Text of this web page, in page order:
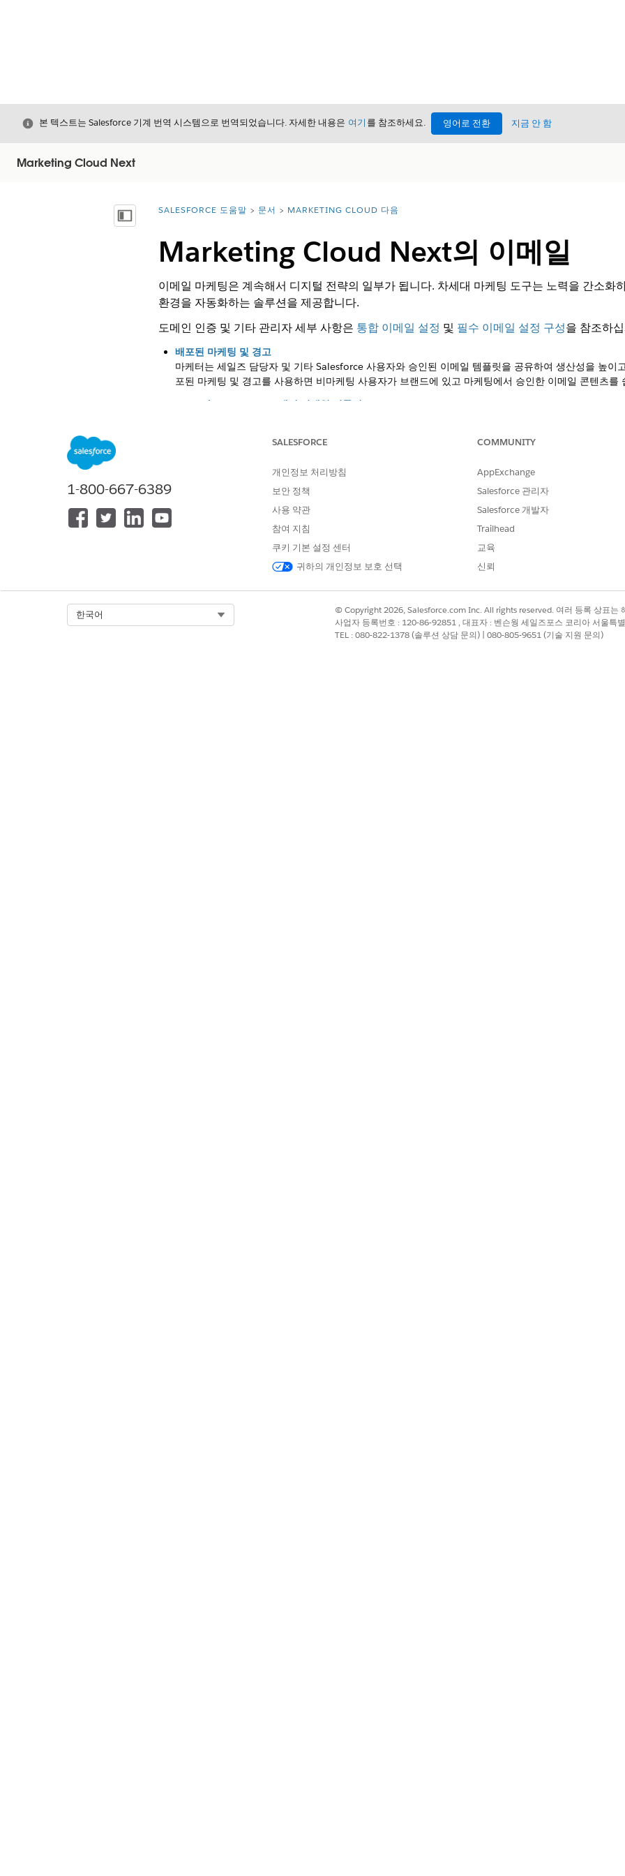
닫기본 텍스트는 Salesforce 기계 번역 시스템으로 번역되었습니다. 자세한 내용은 여기 를 참조하세요. 영어로 전환 지금 안 함
Marketing Cloud Next
목차 표시 위치:
SALESFORCE 도움말 문서 MARKETING CLOUD 다음
Marketing Cloud Next의 이메일
이메일 마케팅은 계속해서 디지털 전략의 일부가 됩니다. 차세대 마케팅 도구는 노력을 간소화
환경을 자동화하는 솔루션을 제공합니다.
도메인 인증 및 기타 관리자 세부 사항은 통합 이메일 설정 및 필수 이메일 설정 구성을 참조하
배포된 마케팅 및 경고
마케터는 세일즈 담당자 및 기타 Salesforce 사용자와 승인된 이메일 템플릿을 공유하여 생산성을 높이
포된 마케팅 및 경고를 사용하면 비마케팅 사용자가 브랜드에 있고 마케팅에서 승인한 이메일 콘텐츠를
Marketing Cloud Next에서 이메일 만들기
코드 보기에서 이메일 디자인을 사용자 정의할 수 있도록 메시지 HTML 및 CSS를 보고 편집합니다. 또
사용하여 스크립팅 및 조건부 논리를 추가하고 데이터 조회를 수행할 수 있습니다. 작성할 때 코드 보
색이 제공됩니다. 이메일을 미리 보고 테스트하고 캠페인에 사용할 수 있도록 게시합니다. 게시된 이메
록 하려면 게시를 취소할 수 있습니다.
Marketing Cloud Next 에서 직접 양방향 이메일 참여를 지원합니다. 단방향 브로드캐
메시지를 구성할 수 있습니다.
동적 보낸 사람 및 회신 주소
동적 보낸 사람 및 회신 주소는 관련 CRM 또는 Data 360 레코드와 함께 이메일의 보낸 사람과 회신 정
1-800-667-6389
SALESFORCE
개인정보 처리방침
보안 정책
사용 약관
참여 지침
쿠키 기본 설정 센터
귀하의 개인정보 보호 선택
COMMUNITY
AppExchange
Salesforce 관리자
Salesforce 개발자
Trailhead
교육
신뢰
한국어
© Copyright 2026, Salesforce.com Inc. All rights reserved. 여러 등록 상표는
사업자 등록번호 : 120-86-92851 , 대표자 : 벤슨웡 세일즈포스 코리아 서울
TEL : 080-822-1378 (솔루션 상담 문의) | 080-805-9651 (기술 지원 문의)